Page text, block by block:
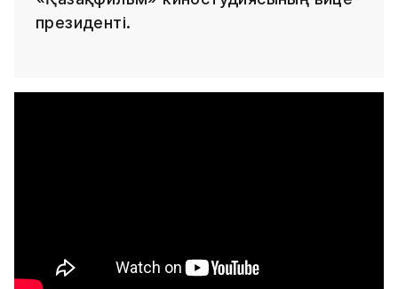
президенті.